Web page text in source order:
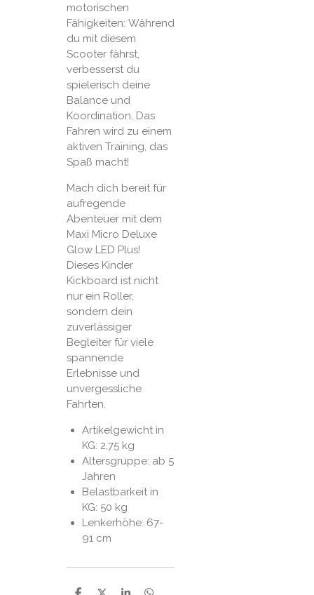
motorischen
Fähigkeiten: Während
du mit diesem
Scooter fährst,
verbesserst du
spielerisch deine
Balance und
Koordination. Das
Fahren wird zu einem
aktiven Training, das
Spaß macht!
Mach dich bereit für
aufregende
Abenteuer mit dem
Maxi Micro Deluxe
Glow LED Plus!
Dieses Kinder
Kickboard ist nicht
nur ein Roller,
sondern dein
zuverlässiger
Begleiter für viele
spannende
Erlebnisse und
unvergessliche
Fahrten.
Artikelgewicht in
KG: 2,75 kg
Altersgruppe: ab 5
Jahren
Belastbarkeit in
KG: 50 kg
Lenkerhöhe: 67-
91 cm